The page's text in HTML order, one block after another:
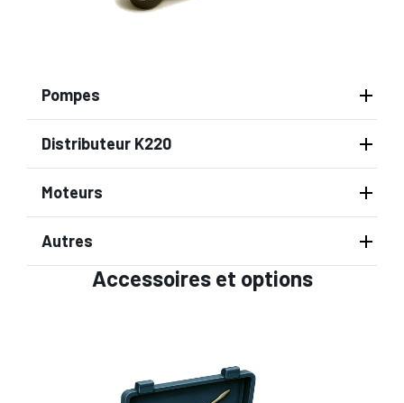
Pompes
Distributeur K220
Moteurs
Autres
Accessoires et options